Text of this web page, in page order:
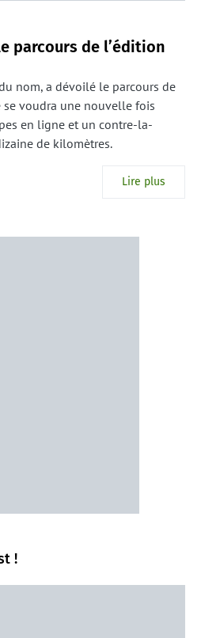
parcours de l’édition
nom, a dévoilé le parcours de
voudra une nouvelle fois
en ligne et un contre-la-
de kilomètres.
Lire plus
!